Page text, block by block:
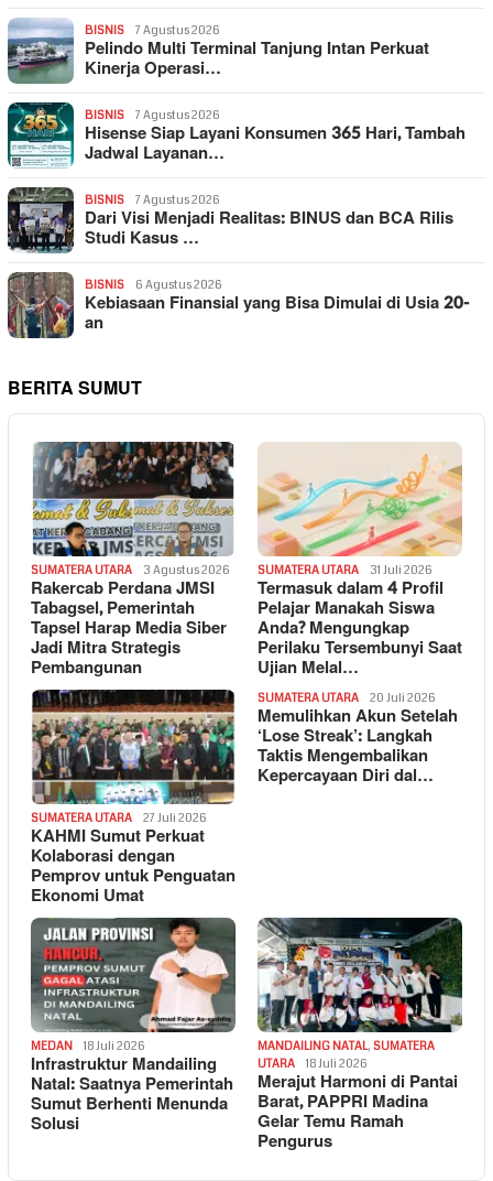
BISNIS 7 Agustus 2026
Pelindo Multi Terminal Tanjung Intan Perkuat
Kinerja Operasi…
BISNIS 7 Agustus 2026
Hisense Siap Layani Konsumen 365 Hari, Tambah
Jadwal Layanan…
BISNIS 7 Agustus 2026
Dari Visi Menjadi Realitas: BINUS dan BCA Rilis
Studi Kasus …
BISNIS 6 Agustus 2026
Kebiasaan Finansial yang Bisa Dimulai di Usia 20-
an
BERITA SUMUT
SUMATERA UTARA 3 Agustus 2026
Rakercab Perdana JMSI
Tabagsel, Pemerintah
Tapsel Harap Media Siber
Jadi Mitra Strategis
Pembangunan
SUMATERA UTARA 31 Juli 2026
Termasuk dalam 4 Profil
Pelajar Manakah Siswa
Anda? Mengungkap
Perilaku Tersembunyi Saat
Ujian Melal…
SUMATERA UTARA 27 Juli 2026
KAHMI Sumut Perkuat
Kolaborasi dengan
Pemprov untuk Penguatan
Ekonomi Umat
SUMATERA UTARA 20 Juli 2026
Memulihkan Akun Setelah
‘Lose Streak’: Langkah
Taktis Mengembalikan
Kepercayaan Diri dal…
MEDAN 18 Juli 2026
Infrastruktur Mandailing
Natal: Saatnya Pemerintah
Sumut Berhenti Menunda
Solusi
MANDAILING NATAL, SUMATERA
UTARA
18 Juli 2026
Merajut Harmoni di Pantai
Barat, PAPPRI Madina
Gelar Temu Ramah
Pengurus